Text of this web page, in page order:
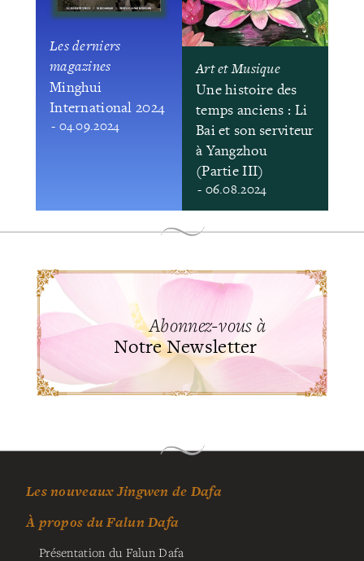
Les derniers
magazines
Minghui
International 2024
- 04.09.2024
Art et Musique
Une histoire des
temps anciens : Li
Bai et son serviteur
à Yangzhou
(Partie III)
- 06.08.2024
Abonnez-vous à
Notre Newsletter
Les nouveaux Jingwen de Dafa
À propos du Falun Dafa
Présentation du Falun Dafa